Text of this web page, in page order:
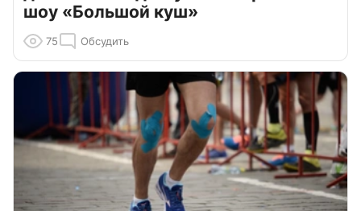
шоу «Большой куш»
75 Обсудить